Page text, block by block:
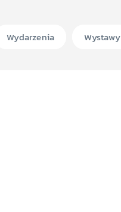
Wydarzenia Wystawy